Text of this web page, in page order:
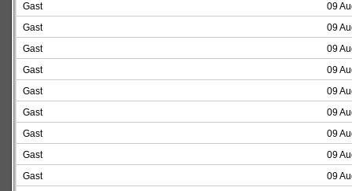
Gast
09
Gast
09
Gast
09
Gast
09
Gast
09
Gast
09
Gast
09
Gast
09
Gast
09